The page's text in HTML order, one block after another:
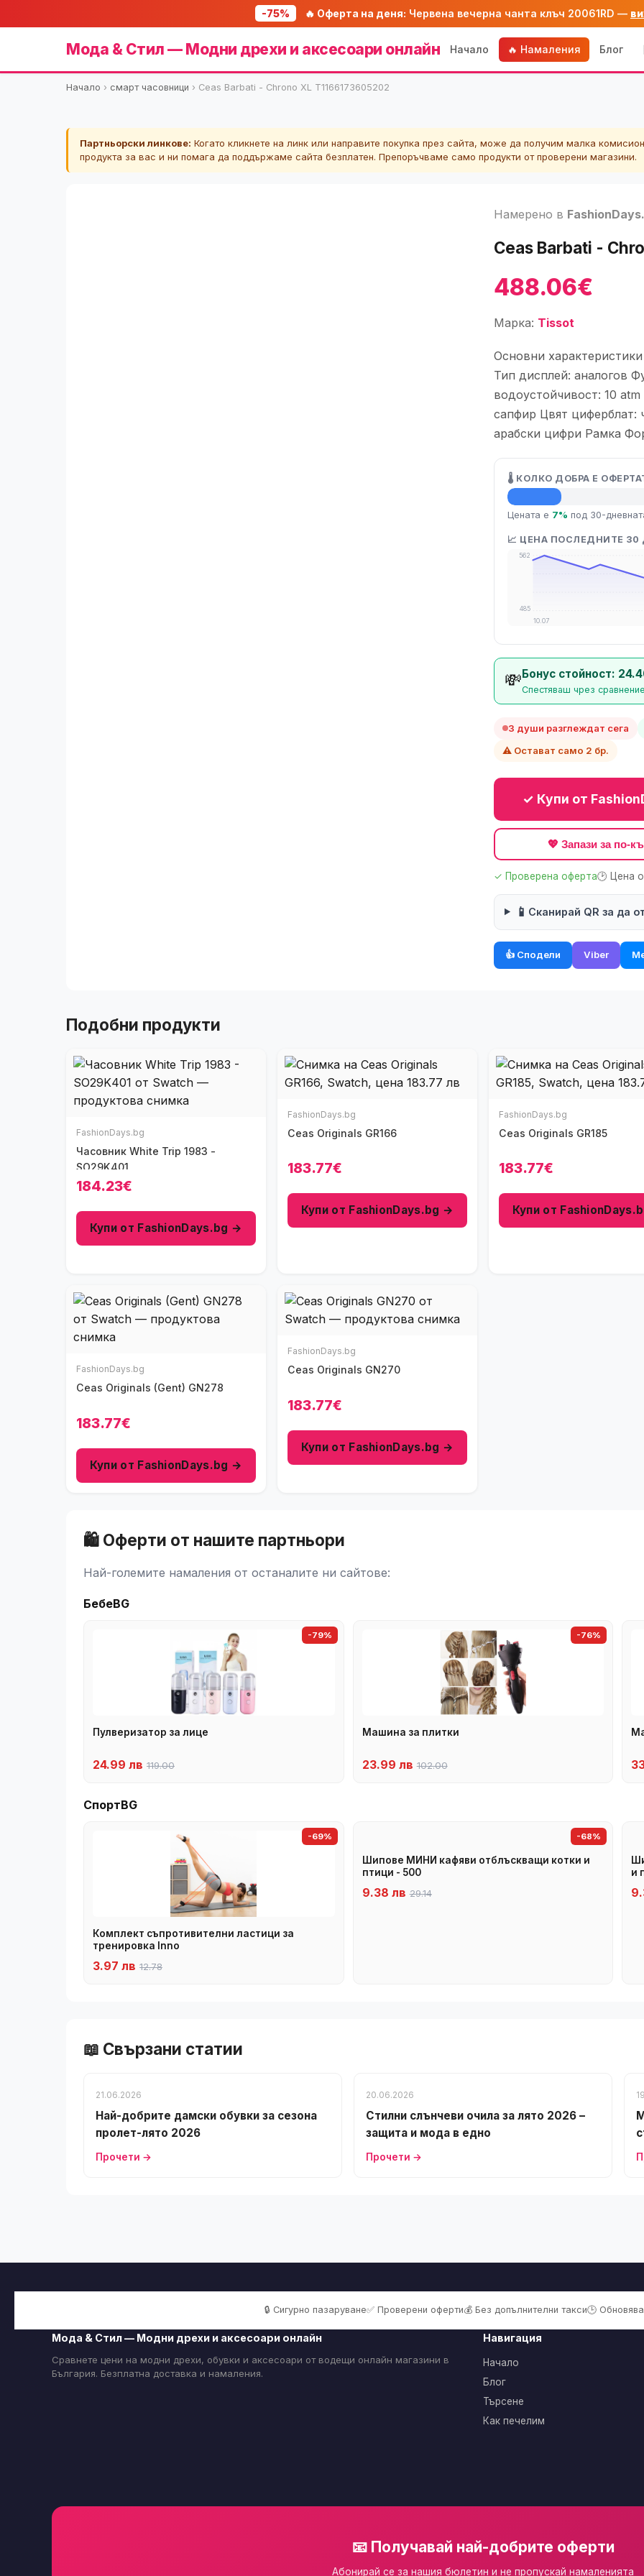
-75% 🔥 Оферта на деня: Червена вечерна чанта клъч 20061RD —
Мода & Стил — Модни дрехи и аксесоари онлайн Начало 🔥 Намаления Блог
Начало › смарт часовници › Ceas Barbati - Chrono XL T1166173605202
Партньорски линкове: Когато кликнете на линк или направите покупка през сайта, може да получим малка
продукта за вас и ни помага да поддържаме сайта безплатен. Препоръчваме само продукти от проверени магазини.
Намерено в
Ceas Barbati -
488.06€
Марка: Tissot
Основни
Тип дисплей: аналогов
водоустойчивост: 10
сапфир Цвят циферблат:
арабски цифри Рамка
🌡️ КОЛКО ДОБРА Е
💡 Средна цена
Цената е 7% под 30-
📈 ЦЕНА ПОСЛЕДНИТЕ 30
562
485
10.07
💸Бонус стойност:
Спестяваш чрез
3 души разглеждат сега
⚠️ Остават само 2 бр.
✓ Купи от
💖 Запази за по-
✓ Проверена оферта🕑 Цена
📱 Сканирай QR за да
👍 Сподели Viber
Подобни продукти
FashionDays.bg
Часовник White Trip 1983 -
SO29K401
184.23€
Купи от FashionDays.bg →
FashionDays.bg
Ceas Originals GR166
183.77€
Купи от FashionDays.bg →
FashionDays.bg
Ceas Originals GR185
183.77€
Купи от
FashionDays.bg
Ceas Originals (Gent) GN278
183.77€
Купи от FashionDays.bg →
FashionDays.bg
Ceas Originals GN270
183.77€
Купи от FashionDays.bg →
🛍️ Оферти от нашите партньори
Най-големите намаления от останалите ни сайтове:
БебеBG
-79%
Пулверизатор за лице
24.99 лв 119.00
-76%
Машина за плитки
23.99 лв 102.00
СпортBG
-69%
Комплект съпротивителни ластици за
тренировка Inno
3.97 лв 12.78
-68%
Шипове МИНИ кафяви отблъскващи котки и
птици - 500
9.38 лв 29.14
и
📖 Свързани статии
21.06.2026
Най-добрите дамски обувки за сезона
пролет-лято 2026
Прочети →
20.06.2026
Стилни слънчеви очила за лято 2026 –
защита и мода в едно
Прочети →
🔒 Сигурно пазаруване✅ Проверени оферти💰 Без допълнителни такси🕒
Мода & Стил — Модни дрехи и аксесоари онлайн
Сравнете цени на модни дрехи, обувки и аксесоари от водещи онлайн магазини в
България. Безплатна доставка и намаления.
Навигация
Начало
Блог
Търсене
Как печелим
📧 Получавай най-добрите оферти
Абонирай се за нашия бюлетин и не пропускай намаленията